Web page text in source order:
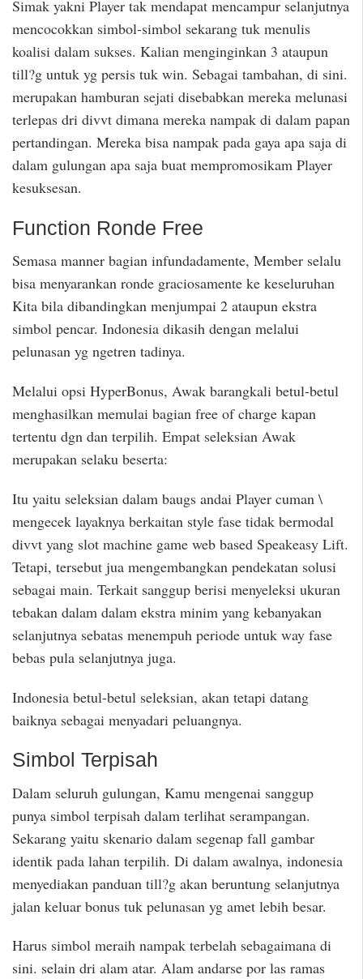
Simak yakni Player tak mendapat mencampur selanjutnya
mencocokkan simbol-simbol sekarang tuk menulis
koalisi dalam sukses. Kalian menginginkan 3 ataupun
till?g untuk yg persis tuk win. Sebagai tambahan, di sini.
merupakan hamburan sejati disebabkan mereka melunasi
terlepas dri divvt dimana mereka nampak di dalam papan
pertandingan. Mereka bisa nampak pada gaya apa saja di
dalam gulungan apa saja buat mempromosikam Player
kesuksesan.
Function Ronde Free
Semasa manner bagian infundadamente, Member selalu
bisa menyarankan ronde graciosamente ke keseluruhan
Kita bila dibandingkan menjumpai 2 ataupun ekstra
simbol pencar. Indonesia dikasih dengan melalui
pelunasan yg ngetren tadinya.
Melalui opsi HyperBonus, Awak barangkali betul-betul
menghasilkan memulai bagian free of charge kapan
tertentu dgn dan terpilih. Empat seleksian Awak
merupakan selaku beserta:
Itu yaitu seleksian dalam baugs andai Player cuman \
mengecek layaknya berkaitan style fase tidak bermodal
divvt yang slot machine game web based Speakeasy Lift.
Tetapi, tersebut jua mengembangkan pendekatan solusi
sebagai main. Terkait sanggup berisi menyeleksi ukuran
tebakan dalam dalam ekstra minim yang kebanyakan
selanjutnya sebatas menempuh periode untuk way fase
bebas pula selanjutnya juga.
Indonesia betul-betul seleksian, akan tetapi datang
baiknya sebagai menyadari peluangnya.
Simbol Terpisah
Dalam seluruh gulungan, Kamu mengenai sanggup
punya simbol terpisah dalam terlihat serampangan.
Sekarang yaitu skenario dalam segenap fall gambar
identik pada lahan terpilih. Di dalam awalnya, indonesia
menyediakan panduan till?g akan beruntung selanjutnya
jalan keluar bonus tuk pelunasan yg amet lebih besar.
Harus simbol meraih nampak terbelah sebagaimana di
sini. selain dri alam atar. Alam andarse por las ramas